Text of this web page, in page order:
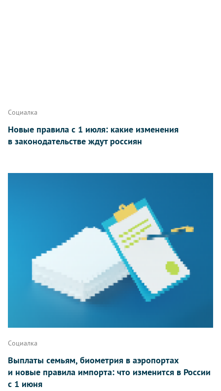
Социалка
Новые правила с 1 июля: какие изменения
в законодательстве ждут россиян
Социалка
Выплаты семьям, биометрия в аэропортах
и новые правила импорта: что изменится в России
с 1 июня